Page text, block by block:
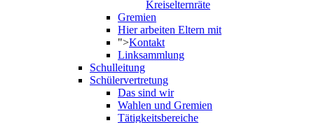
Kreiselternräte
Gremien
Hier arbeiten Eltern mit
">Kontakt
Linksammlung
Schulleitung
Schülervertretung
Das sind wir
Wahlen und Gremien
Tätigkeitsbereiche